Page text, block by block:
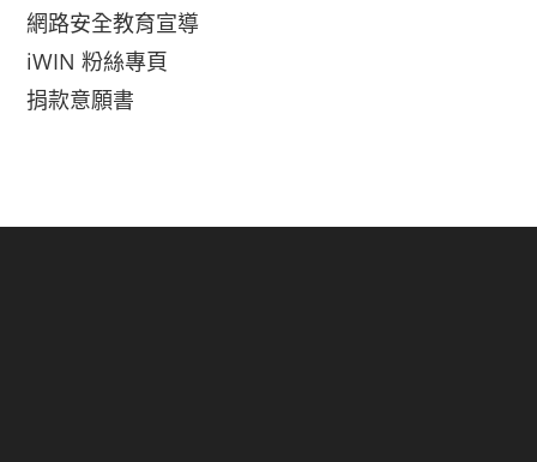
網路安全教育宣導
iWIN 粉絲專頁
捐款意願書